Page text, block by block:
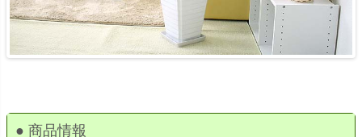
● 商品情報